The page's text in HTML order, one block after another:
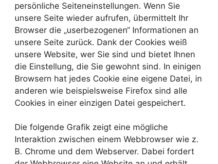
persönliche Seiteneinstellungen. Wenn Sie
unsere Seite wieder aufrufen, übermittelt Ihr
Browser die „userbezogenen“ Informationen an
unsere Seite zurück. Dank der Cookies weiß
unsere Website, wer Sie sind und bietet Ihnen
die Einstellung, die Sie gewohnt sind. In einigen
Browsern hat jedes Cookie eine eigene Datei, in
anderen wie beispielsweise Firefox sind alle
Cookies in einer einzigen Datei gespeichert.
Die folgende Grafik zeigt eine mögliche
Interaktion zwischen einem Webbrowser wie z.
B. Chrome und dem Webserver. Dabei fordert